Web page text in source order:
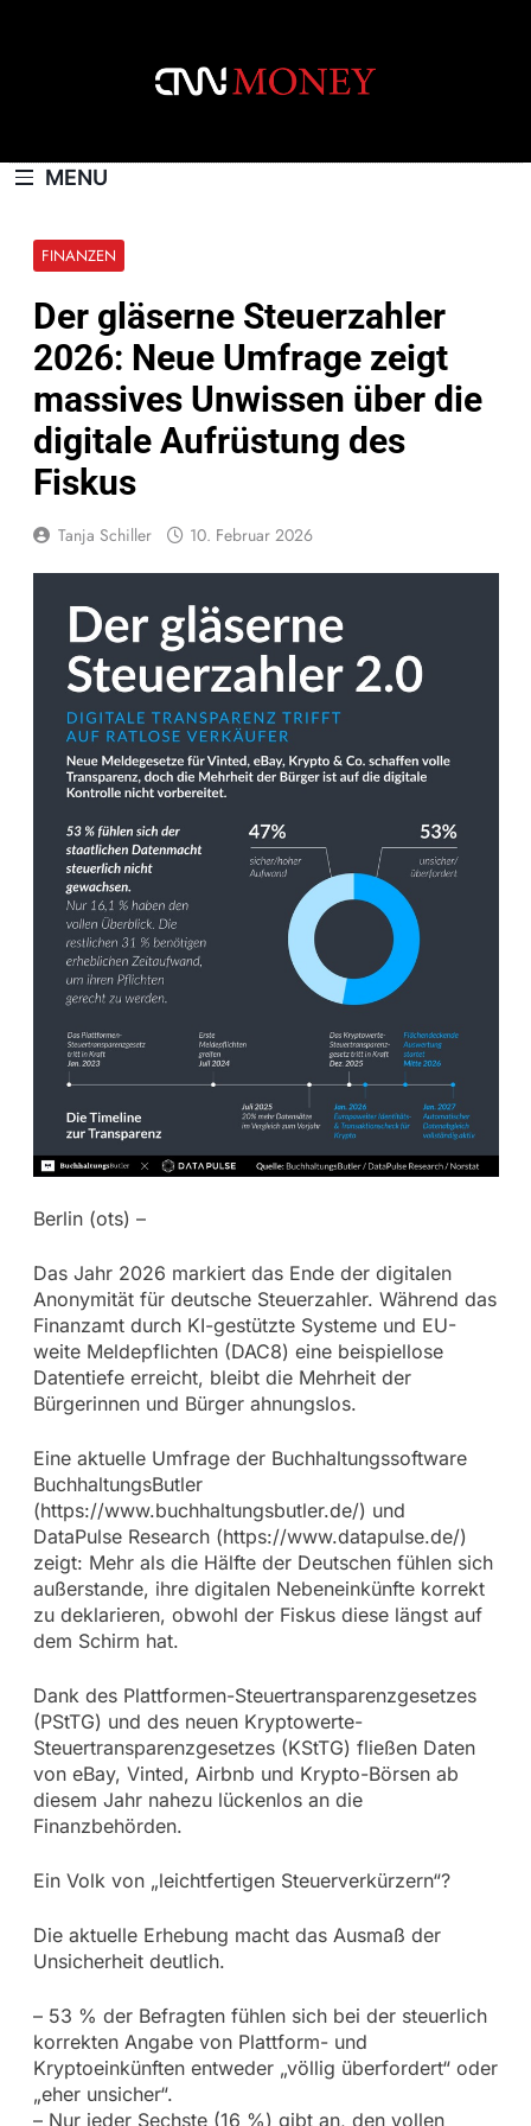
MENU
FINANZEN
Der gläserne Steuerzahler
2026: Neue Umfrage zeigt
massives Unwissen über die
digitale Aufrüstung des
Fiskus
Tanja Schiller 10. Februar 2026
Berlin (ots) –
Das Jahr 2026 markiert das Ende der digitalen
Anonymität für deutsche Steuerzahler. Während das
Finanzamt durch KI-gestützte Systeme und EU-
weite Meldepflichten (DAC8) eine beispiellose
Datentiefe erreicht, bleibt die Mehrheit der
Bürgerinnen und Bürger ahnungslos.
Eine aktuelle Umfrage der Buchhaltungssoftware
BuchhaltungsButler
(https://www.buchhaltungsbutler.de/) und
DataPulse Research (https://www.datapulse.de/)
zeigt: Mehr als die Hälfte der Deutschen fühlen sich
außerstande, ihre digitalen Nebeneinkünfte korrekt
zu deklarieren, obwohl der Fiskus diese längst auf
dem Schirm hat.
Dank des Plattformen-Steuertransparenzgesetzes
(PStTG) und des neuen Kryptowerte-
Steuertransparenzgesetzes (KStTG) fließen Daten
von eBay, Vinted, Airbnb und Krypto-Börsen ab
diesem Jahr nahezu lückenlos an die
Finanzbehörden.
Ein Volk von „leichtfertigen Steuerverkürzern“?
Die aktuelle Erhebung macht das Ausmaß der
Unsicherheit deutlich.
– 53 % der Befragten fühlen sich bei der steuerlich
korrekten Angabe von Plattform- und
Kryptoeinkünften entweder „völlig überfordert“ oder
„eher unsicher“.
– Nur jeder Sechste (16 %) gibt an, den vollen